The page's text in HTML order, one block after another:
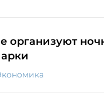
организуют